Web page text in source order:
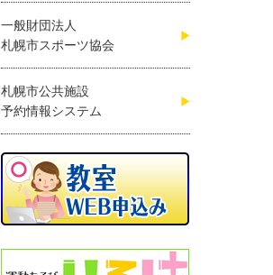
一般財団法人
札幌市スポーツ協会
札幌市公共施設
予約情報システム